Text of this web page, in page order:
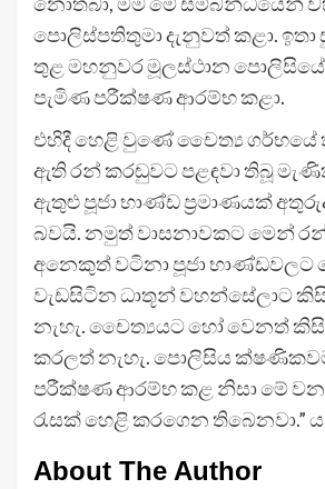
පොලිස්පතිතුමා දැනුවත් කළා.
තුළ මහනුවර මූලස්ථාන
පැමිණ පරීක්ෂණ ආරම්භ කළා.
එහිදී හෙළි වුණේ චෛත්‍ය
ඇති රන් කරඬුවට පළඳවා තිබූ
ඇතුළු පූජා භාණ්ඩ ප්‍රමාණයක්
බවයි. නමුත් වාසනාවකට මෙන්
අනෙකුත් වටිනා පූජා භාණ්ඩවලට
වැඩසිටින ධාතූන් වහන්සේලාට
නැහැ. චෛත්‍යයට හෝ වෙනත්
කරලත් නැහැ. පොලිසිය
පරීක්ෂණ ආරම්භ කළ නිසා මේ
රැසක් හෙළි කරගෙන තිබෙනවා.”
About The Author